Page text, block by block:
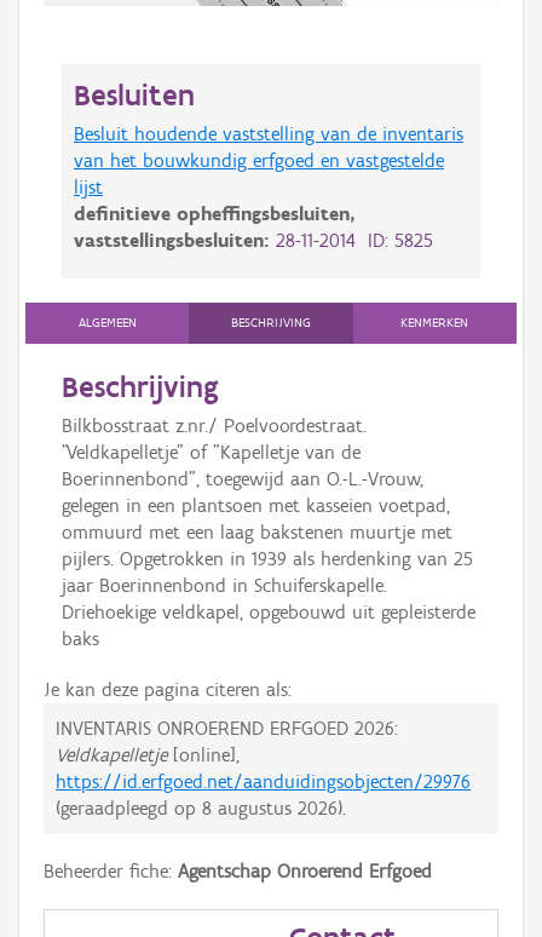
Besluiten
Besluit houdende vaststelling van de inventaris
van het bouwkundig erfgoed en vastgestelde
lijst
definitieve opheffingsbesluiten,
vaststellingsbesluiten: 28-11-2014 ID: 5825
ALGEMEEN BESCHRIJVING KENMERKEN
Beschrijving
Bilkbosstraat z.nr./ Poelvoordestraat.
"Veldkapelletje" of "Kapelletje van de
Boerinnenbond", toegewijd aan O.-L.-Vrouw,
gelegen in een plantsoen met kasseien voetpad,
ommuurd met een laag bakstenen muurtje met
pijlers. Opgetrokken in 1939 als herdenking van 25
jaar Boerinnenbond in Schuiferskapelle.
Driehoekige veldkapel, opgebouwd uit gepleisterde
baks
Je kan deze pagina citeren als:
INVENTARIS ONROEREND ERFGOED 2026:
Veldkapelletje[online],
https://id.erfgoed.net/aanduidingsobjecten/29976
(geraadpleegd op 8 augustus 2026).
Beheerder fiche: Agentschap Onroerend Erfgoed